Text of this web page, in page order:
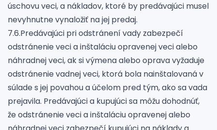
úschovu veci, a nákladov, ktoré by predávajúci musel
nevyhnutne vynaložiť na jej predaj.
7.6.Predávajúci pri odstránení vady zabezpečí
odstránenie veci a inštaláciu opravenej veci alebo
náhradnej veci, ak si výmena alebo oprava vyžaduje
odstránenie vadnej veci, ktorá bola nainštalovaná v
súlade s jej povahou a účelom pred tým, ako sa vada
prejavila. Predávajúci a kupujúci sa môžu dohodnúť,
že odstránenie veci a inštaláciu opravenej alebo